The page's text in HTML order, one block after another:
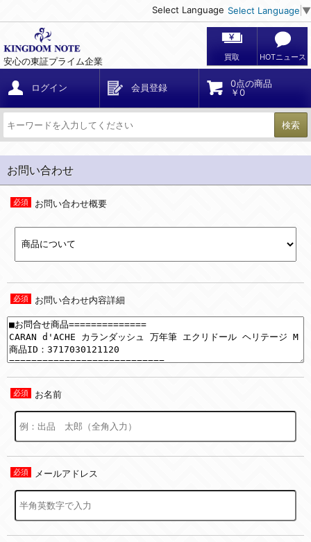
Select Language Select Language ▼
安心の東証プライム企業 買取 HOTニュース
ログイン 会員登録
0点の商品
￥0
検索
お問い合わせ
お問い合わせ概要
お問い合わせ内容詳細
お名前
メールアドレス